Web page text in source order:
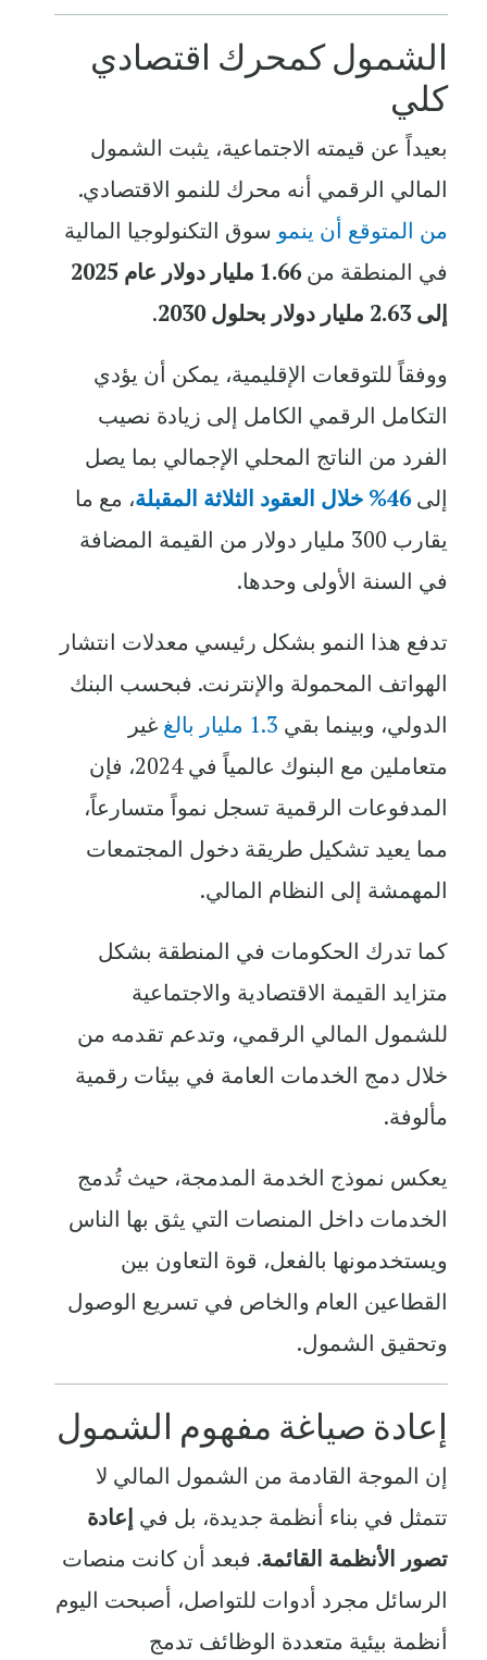
الشمول كمحرك اقتصادي
كلي
بعيداً عن قيمته الاجتماعية، يثبت الشمول
المالي الرقمي أنه محرك للنمو الاقتصادي.
من المتوقع أن ينموسوق التكنولوجيا المالية
في المنطقة من
1.66 مليار دولار عام 2025
إلى 2.63 مليار دولار بحلول 2030
.
ووفقاً للتوقعات الإقليمية، يمكن أن يؤدي
التكامل الرقمي الكامل إلى زيادة نصيب
الفرد من الناتج المحلي الإجمالي بما يصل
إلى 46% خلال العقود الثلاثة المقبلة
، مع ما
يقارب 300 مليار دولار من القيمة المضافة
في السنة الأولى وحدها.
تدفع هذا النمو بشكل رئيسي معدلات انتشار
الهواتف المحمولة والإنترنت. فبحسب البنك
الدولي، وبينما بقي 1.3 مليار بالغ
غير
متعاملين مع البنوك عالمياً في 2024، فإن
المدفوعات الرقمية تسجل نمواً متسارعاً،
مما يعيد تشكيل طريقة دخول المجتمعات
المهمشة إلى النظام المالي.
كما تدرك الحكومات في المنطقة بشكل
متزايد القيمة الاقتصادية والاجتماعية
للشمول المالي الرقمي، وتدعم تقدمه من
خلال دمج الخدمات العامة في بيئات رقمية
مألوفة.
يعكس نموذج الخدمة المدمجة، حيث تُدمج
الخدمات داخل المنصات التي يثق بها الناس
ويستخدمونها بالفعل، قوة التعاون بين
القطاعين العام والخاص في تسريع الوصول
وتحقيق الشمول.
إعادة صياغة مفهوم الشمول
إن الموجة القادمة من الشمول المالي لا
تتمثل في بناء أنظمة جديدة، بل في إعادة
تصور الأنظمة القائمة. فبعد أن كانت منصات
الرسائل مجرد أدوات للتواصل، أصبحت اليوم
أنظمة بيئية متعددة الوظائف تدمج